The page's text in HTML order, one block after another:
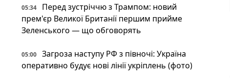
05:34
Перед зустріччю з Трампом: новий
прем'єр Великої Британії першим прийме
Зеленського — що обговорять
05:00
Загроза наступу РФ з півночі: Україна
оперативно будує нові лінії укріплень (фото)